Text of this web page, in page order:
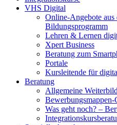
VHS Digital
Online-Angebote aus
Bildungsprogramm
Lehren & Lernen
Xpert Business
Beratung zum
Portale
Kursleitende für
Beratung
Allgemeine
Was geht noch? –